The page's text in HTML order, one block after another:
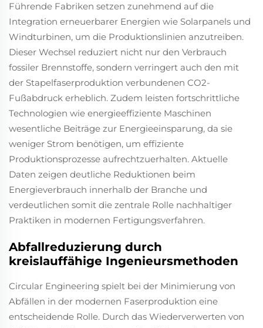
Führende Fabriken setzen zunehmend auf die
Integration erneuerbarer Energien wie Solarpanels und
Windturbinen, um die Produktionslinien anzutreiben.
Dieser Wechsel reduziert nicht nur den Verbrauch
fossiler Brennstoffe, sondern verringert auch den mit
der Stapelfaserproduktion verbundenen CO2-
Fußabdruck erheblich. Zudem leisten fortschrittliche
Technologien wie energieeffiziente Maschinen
wesentliche Beiträge zur Energieeinsparung, da sie
weniger Strom benötigen, um effiziente
Produktionsprozesse aufrechtzuerhalten. Aktuelle
Daten zeigen deutliche Reduktionen beim
Energieverbrauch innerhalb der Branche und
verdeutlichen somit die zentrale Rolle nachhaltiger
Praktiken in modernen Fertigungsverfahren.
Abfallreduzierung durch
kreislauffähige Ingenieursmethoden
Circular Engineering spielt bei der Minimierung von
Abfällen in der modernen Faserproduktion eine
entscheidende Rolle. Durch das Wiederverwerten von